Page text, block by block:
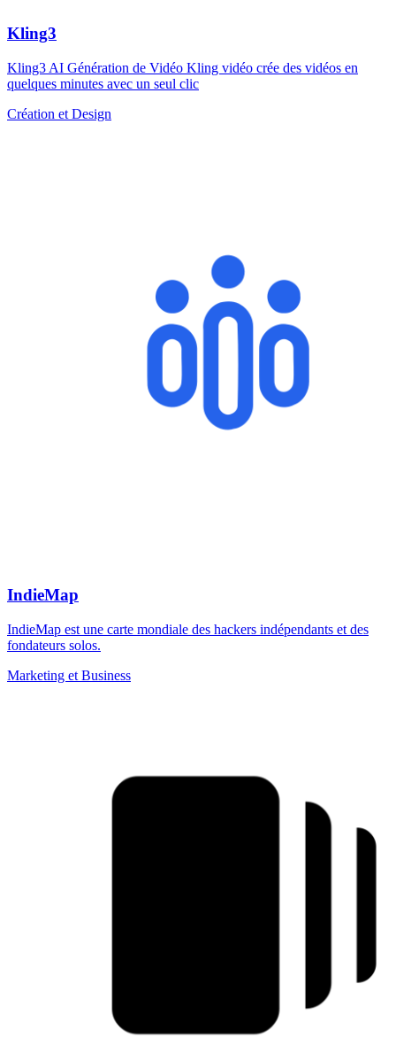
Kling3
Kling3 AI Génération de Vidéo Kling vidéo crée des vidéos en
quelques minutes avec un seul clic
Création et Design
IndieMap
IndieMap est une carte mondiale des hackers indépendants et des
fondateurs solos.
Marketing et Business